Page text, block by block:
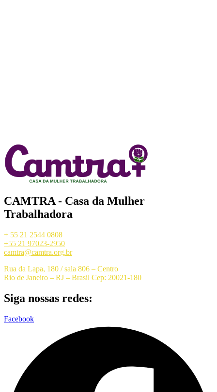
CAMTRA - Casa da Mulher
Trabalhadora
+ 55 21 2544 0808
+55 21 97023-2950
camtra@camtra.org.br
Rua da Lapa, 180 / sala 806 – Centro
Rio de Janeiro – RJ – Brasil Cep: 20021-180
Siga nossas redes:
Facebook